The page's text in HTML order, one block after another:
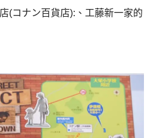
(コナン百貨店):、工藤新一家的